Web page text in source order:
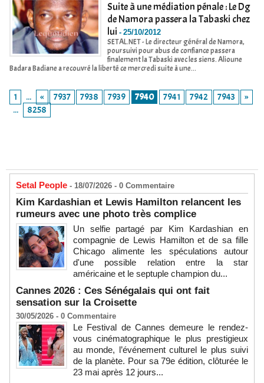
Suite à une médiation pénale : Le Dg
de Namora passera la Tabaski chez
lui - 25/10/2012
SETAL.NET - Le directeur général de Namora,
poursuivi pour abus de confiance passera
finalement la Tabaski avec les siens. Alioune
Badara Badiane a recouvré la liberté ce mercredi suite à une...
1 ... « 7937 7938 7939 7940 7941 7942 7943
»
...
8258
Setal People - 18/07/2026 - 0 Commentaire
Kim Kardashian et Lewis Hamilton relancent les
rumeurs avec une photo très complice
Un selfie partagé par Kim Kardashian en
compagnie de Lewis Hamilton et de sa fille
Chicago alimente les spéculations autour
d'une possible relation entre la star
américaine et le septuple champion du...
Cannes 2026 : Ces Sénégalais qui ont fait
sensation sur la Croisette
30/05/2026 - 0 Commentaire
Le Festival de Cannes demeure le rendez-
vous cinématographique le plus prestigieux
au monde, l’événement culturel le plus suivi
de la planète. Pour sa 79e édition, clôturée le
23 mai après 12 jours...